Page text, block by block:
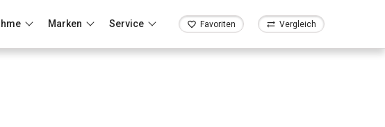
Marken Service Favoriten Vergleich